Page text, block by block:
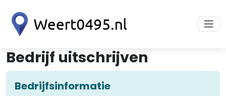
Bedrijf uitschrijven
Bedrijfsinformatie